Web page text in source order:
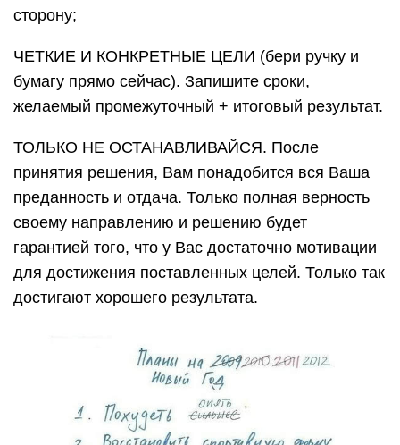
сторону;
ЧЕТКИЕ И КОНКРЕТНЫЕ ЦЕЛИ (бери ручку и
бумагу прямо сейчас). Запишите сроки,
желаемый промежуточный + итоговый результат.
ТОЛЬКО НЕ ОСТАНАВЛИВАЙСЯ. После
принятия решения, Вам понадобится вся Ваша
преданность и отдача. Только полная верность
своему направлению и решению будет
гарантией того, что у Вас достаточно мотивации
для достижения поставленных целей. Только так
достигают хорошего результата.